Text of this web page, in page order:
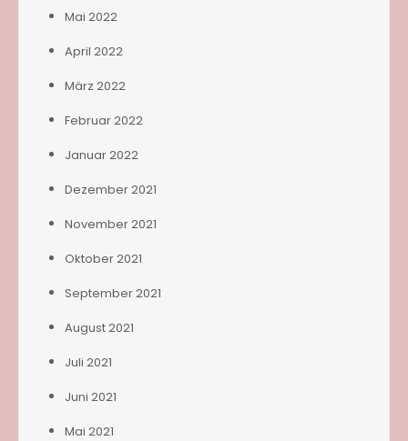
Mai 2022
April 2022
März 2022
Februar 2022
Januar 2022
Dezember 2021
November 2021
Oktober 2021
September 2021
August 2021
Juli 2021
Juni 2021
Mai 2021